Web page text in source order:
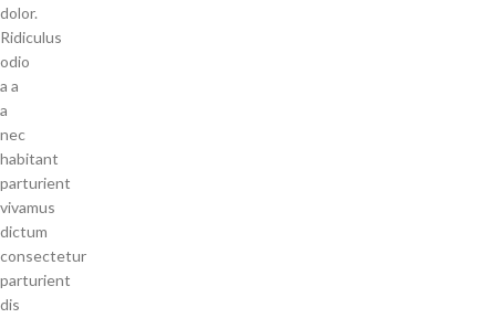
dolor.
Ridiculus
odio
a a
a
nec
habitant
parturient
vivamus
dictum
consectetur
parturient
dis